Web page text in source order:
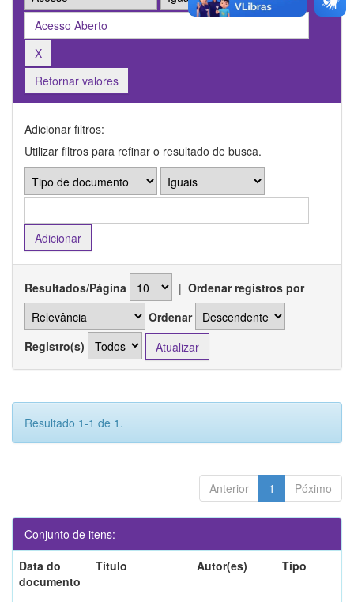
Retornar valores
Adicionar filtros:
Utilizar filtros para refinar o resultado de busca.
Resultados/Página | Ordenar registros por
Ordenar
Registro(s)
Resultado 1-1 de 1.
Anterior 1 Póximo
Conjunto de itens:
Data do
documento
Título Autor(es) Tipo